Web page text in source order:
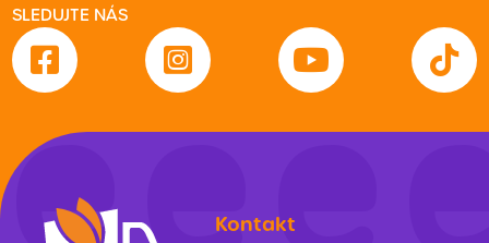
SLEDUJTE NÁS
Kontakt